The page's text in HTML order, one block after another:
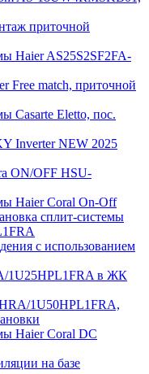
приточной
Haier AS25S2SF2FA-
Free match, приточной
Casarte Eletto, пос.
Inverter NEW 2025
ON/OFF HSU-
Haier Coral On-Off
сплит-системы
с использованием
1U25HPL1FRA в ЖК
1U50HPL1FRA,
Haier Coral DC
на базе